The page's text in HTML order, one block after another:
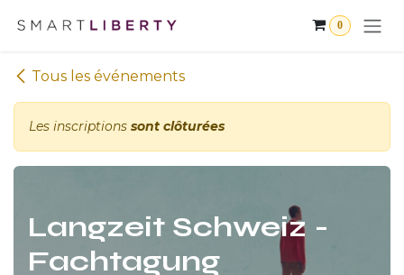
0
Tous les événements
Les inscriptions sont clôturées
Langzeit Schweiz -
Fachtagung